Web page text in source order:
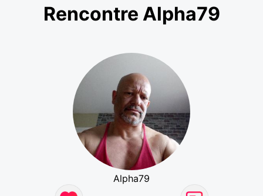
Rencontre Alpha79
Alpha79